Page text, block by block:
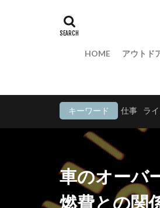
HOME アウトド
キーワード 仕事 ラ
車のオーバ
燃費との関